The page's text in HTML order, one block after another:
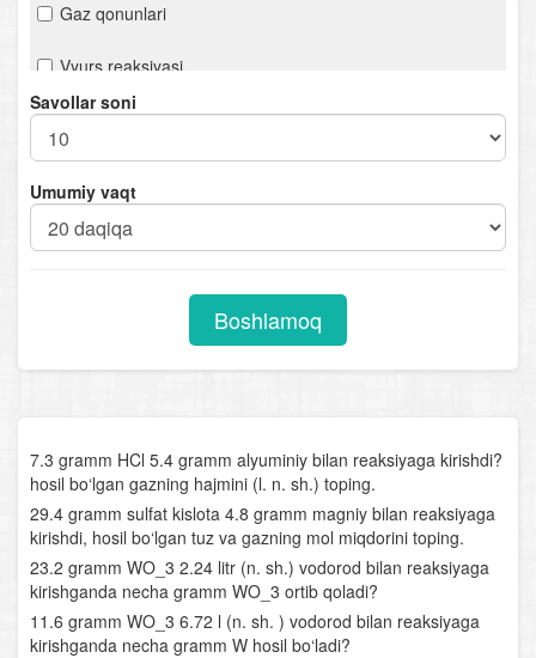
Gaz qonunlari
Vyurs reaksiyasi
Karbon kislotalar
Organik moddalar gidrolizi
Savollar soni
Umumiy vaqt
Boshlamoq
7.3 gramm HCl 5.4 gramm alyuminiy bilan reaksiyaga kirishdi?
hosil bo‘lgan gazning hajmini (l. n. sh.) toping.
29.4 gramm sulfat kislota 4.8 gramm magniy bilan reaksiyaga
kirishdi, hosil bo‘lgan tuz va gazning mol miqdorini toping.
23.2 gramm WO_3 2.24 litr (n. sh.) vodorod bilan reaksiyaga
kirishganda necha gramm WO_3 ortib qoladi?
11.6 gramm WO_3 6.72 l (n. sh. ) vodorod bilan reaksiyaga
kirishganda necha gramm W hosil bo‘ladi?